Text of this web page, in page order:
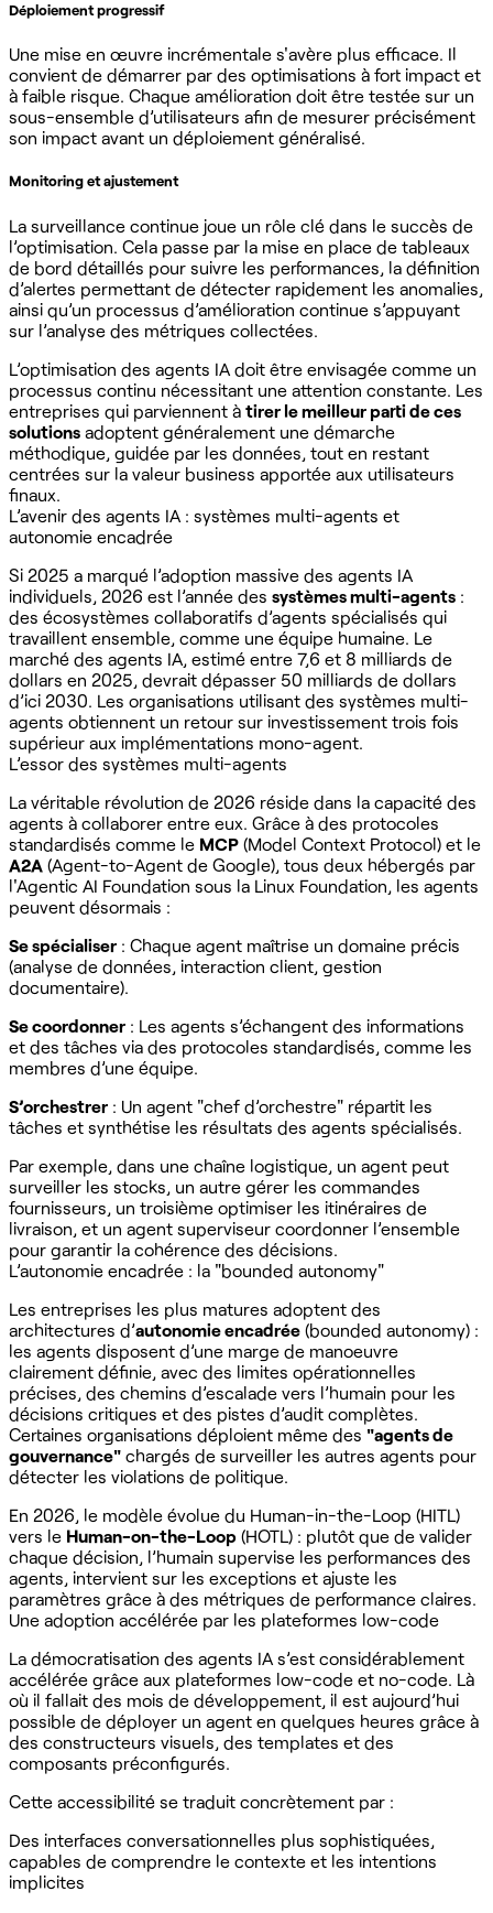
Déploiement progressif
Une mise en œuvre incrémentale s'avère plus efficace. Il
convient de démarrer par des optimisations à fort impact et
à faible risque. Chaque amélioration doit être testée sur un
sous-ensemble d’utilisateurs afin de mesurer précisément
son impact avant un déploiement généralisé.
Monitoring et ajustement
La surveillance continue joue un rôle clé dans le succès de
l’optimisation. Cela passe par la mise en place de tableaux
de bord détaillés pour suivre les performances, la définition
d’alertes permettant de détecter rapidement les anomalies,
ainsi qu’un processus d’amélioration continue s’appuyant
sur l’analyse des métriques collectées.
L’optimisation des agents IA doit être envisagée comme un
processus continu nécessitant une attention constante. Les
entreprises qui parviennent à tirer le meilleur parti de ces
solutions adoptent généralement une démarche
méthodique, guidée par les données, tout en restant
centrées sur la valeur business apportée aux utilisateurs
finaux.
L’avenir des agents IA : systèmes multi-agents et
autonomie encadrée
Si 2025 a marqué l’adoption massive des agents IA
individuels, 2026 est l’année des systèmes multi-agents :
des écosystèmes collaboratifs d’agents spécialisés qui
travaillent ensemble, comme une équipe humaine. Le
marché des agents IA, estimé entre 7,6 et 8 milliards de
dollars en 2025, devrait dépasser 50 milliards de dollars
d’ici 2030. Les organisations utilisant des systèmes multi-
agents obtiennent un retour sur investissement trois fois
supérieur aux implémentations mono-agent.
L’essor des systèmes multi-agents
La véritable révolution de 2026 réside dans la capacité des
agents à collaborer entre eux. Grâce à des protocoles
standardisés comme le MCP (Model Context Protocol) et le
A2A (Agent-to-Agent de Google), tous deux hébergés par
l'Agentic AI Foundation sous la Linux Foundation, les agents
peuvent désormais :
Se spécialiser : Chaque agent maîtrise un domaine précis
(analyse de données, interaction client, gestion
documentaire).
Se coordonner : Les agents s’échangent des informations
et des tâches via des protocoles standardisés, comme les
membres d’une équipe.
S’orchestrer : Un agent "chef d’orchestre" répartit les
tâches et synthétise les résultats des agents spécialisés.
Par exemple, dans une chaîne logistique, un agent peut
surveiller les stocks, un autre gérer les commandes
fournisseurs, un troisième optimiser les itinéraires de
livraison, et un agent superviseur coordonner l’ensemble
pour garantir la cohérence des décisions.
L’autonomie encadrée : la "bounded autonomy"
Les entreprises les plus matures adoptent des
architectures d’autonomie encadrée (bounded autonomy) :
les agents disposent d’une marge de manoeuvre
clairement définie, avec des limites opérationnelles
précises, des chemins d’escalade vers l’humain pour les
décisions critiques et des pistes d’audit complètes.
Certaines organisations déploient même des "agents de
gouvernance" chargés de surveiller les autres agents pour
détecter les violations de politique.
En 2026, le modèle évolue du Human-in-the-Loop (HITL)
vers le Human-on-the-Loop (HOTL) : plutôt que de valider
chaque décision, l’humain supervise les performances des
agents, intervient sur les exceptions et ajuste les
paramètres grâce à des métriques de performance claires.
Une adoption accélérée par les plateformes low-code
La démocratisation des agents IA s’est considérablement
accélérée grâce aux plateformes low-code et no-code. Là
où il fallait des mois de développement, il est aujourd’hui
possible de déployer un agent en quelques heures grâce à
des constructeurs visuels, des templates et des
composants préconfigurés.
Cette accessibilité se traduit concrètement par :
Des interfaces conversationnelles plus sophistiquées,
capables de comprendre le contexte et les intentions
implicites